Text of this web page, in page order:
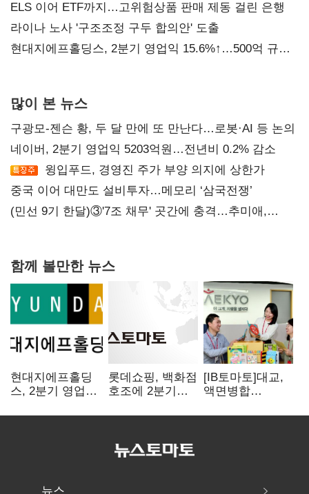
ELS 이어 ETF까지…고위험상품 판매 제동 걸린 은행
라이나 노사 '구조조정 구두 합의안' 도출
현대지에프홀딩스, 2분기 영업익 15.6%↑…500억 규모
많이 본 뉴스
구광모-젠슨 황, 두 달 만에 또 만난다…로봇·AI 등 논의
네이버, 2분기 영업익 5203억원…전년비 0.2% 감소
윙입푸드, 경영진 주가 부양 의지에 상한가
중국 이어 대만도 설비투자…메모리 ‘삼국전쟁’
(민선 9기 한달)③'7조 채무' 곳간에 충격…추미애,
함께 볼만한 뉴스
현대지에프홀딩
스, 2분기 영업익
규모 자사주 매입
롯데쇼핑, 백화점
호조에 2분기
급증
[IB토마토]대교,
액면병합
룰' 경고장…
뉴스